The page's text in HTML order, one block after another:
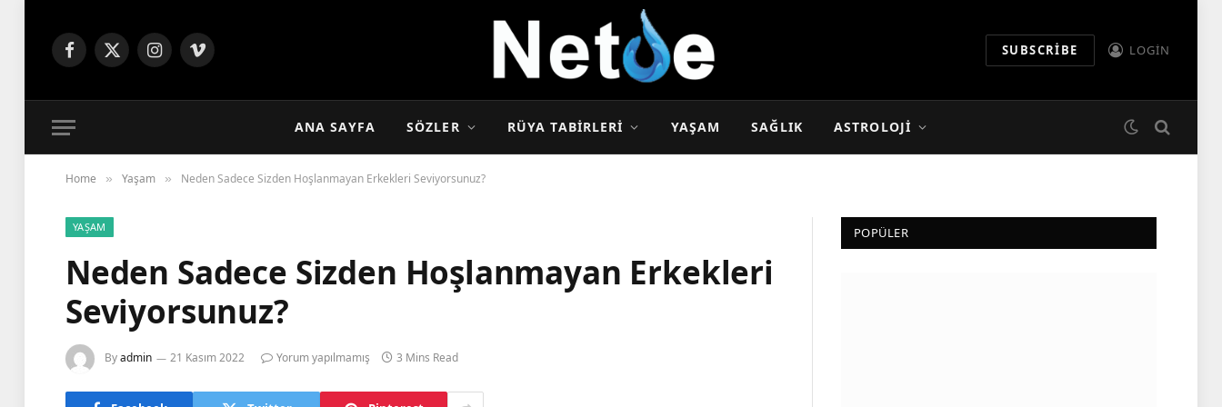
Facebook
X
Instagram
Vimeo SUBSCRIBE LOGIN
ANA SAYFA SÖZLER RÜYA TABIRLERI YAŞAM SAĞLIK ASTROLOJI
Home » Yaşam » Neden Sadece Sizden Hoşlanmayan Erkekleri Seviyorsunuz?
YAŞAM
Neden Sadece Sizden Hoşlanmayan Erkekleri
Seviyorsunuz?
Byadmin 21 Kasım 2022 Yorum yapılmamış 3 Mins Read
POPÜLER